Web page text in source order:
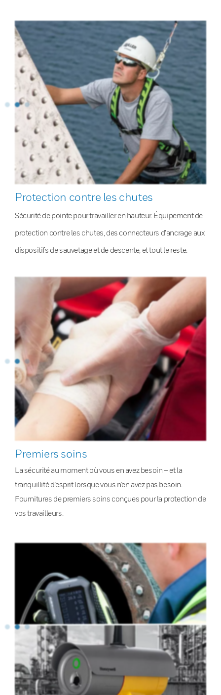
Protection contre les chutes
Sécurité de pointe pour travailler en hauteur. Équipement de
protection contre les chutes, des connecteurs d’ancrage aux
dispositifs de sauvetage et de descente, et tout le reste.
Premiers soins
La sécurité au moment où vous en avez besoin – et la
tranquillité d’esprit lorsque vous n’en avez pas besoin.
Fournitures de premiers soins conçues pour la protection de
vos travailleurs.